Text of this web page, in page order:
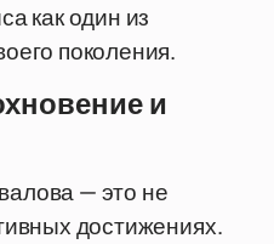
как один из
поколения.
и
— это не
достижениях.